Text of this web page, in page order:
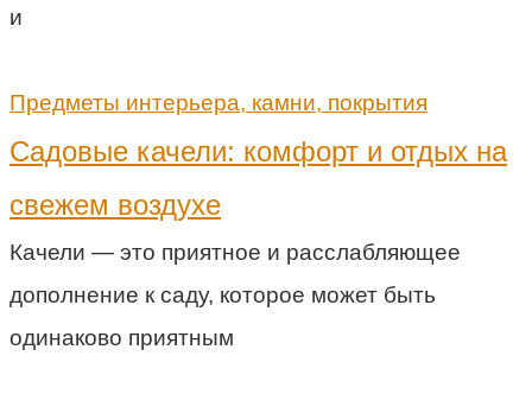
и
Предметы интерьера, камни, покрытия
Садовые качели: комфорт и отдых на
свежем воздухе
Качели — это приятное и расслабляющее
дополнение к саду, которое может быть
одинаково приятным